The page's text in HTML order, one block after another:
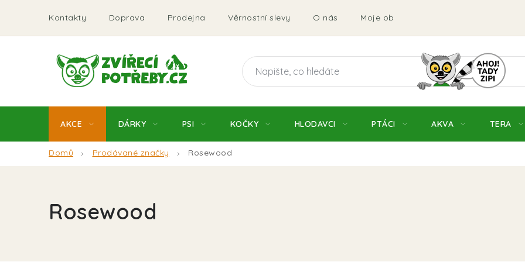
obsah
Kontakty Doprava Prodejna Věrnostní slevy O nás Moje objednávka Obchodní
AKCE DÁRKY PSI KOČKY HLODAVCI PTÁCI AKVA TERA
Domů Prodávané značky Rosewood
Rosewood